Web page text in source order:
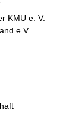
KMU e. V.
e.V.